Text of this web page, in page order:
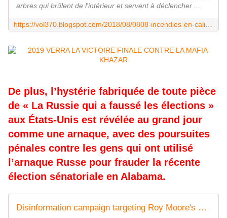
arbres qui brûlent de l'intérieur et servent à déclencher ...
De plus, l’hystérie fabriquée de toute pièce
de « La Russie qui a faussé les élections »
aux États-Unis est révélée au grand jour
comme une arnaque, avec des poursuites
pénales contre les gens qui ont utilisé
l’arnaque Russe pour frauder la récente
élection sénatoriale en Alabama.
Disinformation campaign targeting Roy Moore's Senate bid may have violated law, Alabama AG says